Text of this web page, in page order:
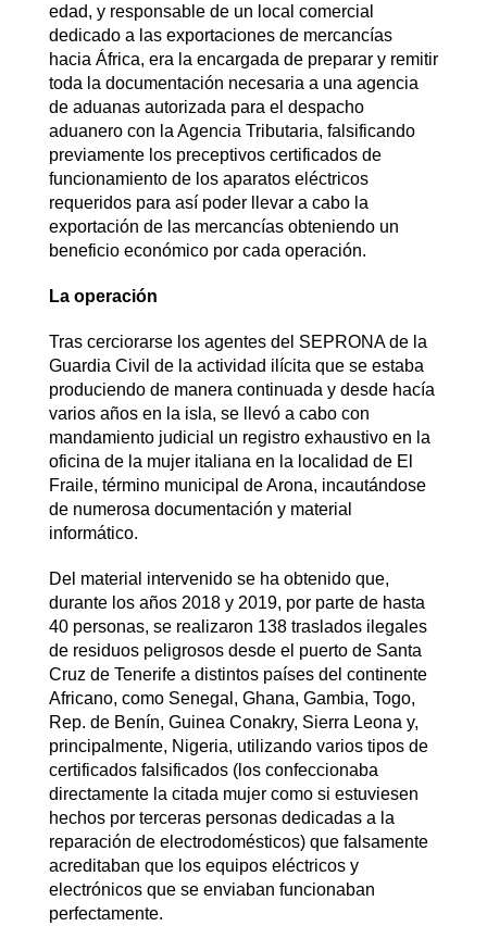
edad, y responsable de un local comercial
dedicado a las exportaciones de mercancías
hacia África, era la encargada de preparar y remitir
toda la documentación necesaria a una agencia
de aduanas autorizada para el despacho
aduanero con la Agencia Tributaria, falsificando
previamente los preceptivos certificados de
funcionamiento de los aparatos eléctricos
requeridos para así poder llevar a cabo la
exportación de las mercancías obteniendo un
beneficio económico por cada operación.
La operación
Tras cerciorarse los agentes del SEPRONA de la
Guardia Civil de la actividad ilícita que se estaba
produciendo de manera continuada y desde hacía
varios años en la isla, se llevó a cabo con
mandamiento judicial un registro exhaustivo en la
oficina de la mujer italiana en la localidad de El
Fraile, término municipal de Arona, incautándose
de numerosa documentación y material
informático.
Del material intervenido se ha obtenido que,
durante los años 2018 y 2019, por parte de hasta
40 personas, se realizaron 138 traslados ilegales
de residuos peligrosos desde el puerto de Santa
Cruz de Tenerife a distintos países del continente
Africano, como Senegal, Ghana, Gambia, Togo,
Rep. de Benín, Guinea Conakry, Sierra Leona y,
principalmente, Nigeria, utilizando varios tipos de
certificados falsificados (los confeccionaba
directamente la citada mujer como si estuviesen
hechos por terceras personas dedicadas a la
reparación de electrodomésticos) que falsamente
acreditaban que los equipos eléctricos y
electrónicos que se enviaban funcionaban
perfectamente.